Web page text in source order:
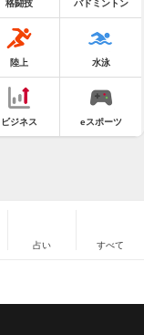
格闘技 バドミントン
陸上 水泳
ビジネス eスポーツ
占い すべて